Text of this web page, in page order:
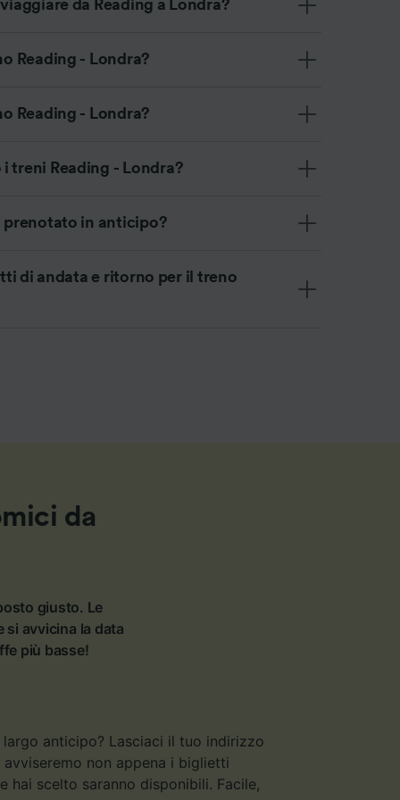
da Reading a Londra?
Reading - Londra?
Reading - Londra?
treni Reading - Londra?
prenotato in anticipo?
di andata e ritorno per il treno
da
giusto. Le
si avvicina la data
più basse!
anticipo? Lasciaci il tuo indirizzo
non appena i biglietti
hai scelto saranno disponibili. Facile,